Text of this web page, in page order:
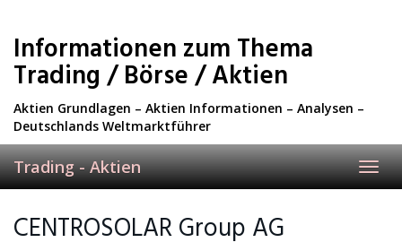
main
content
Informationen zum Thema
Trading / Börse / Aktien
Aktien Grundlagen – Aktien Informationen – Analysen –
Deutschlands Weltmarktführer
Trading - Aktien
CENTROSOLAR Group AG